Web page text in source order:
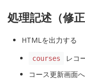
処理記述（修
HTMLを出力する
courses
レコ
コース更新画面